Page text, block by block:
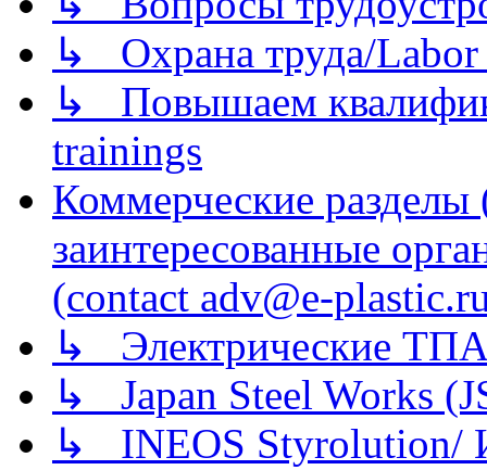
↳ Охрана труда/Labor
↳ Повышаем
trainings
Коммерческие
заинтересованные
(contact adv@e-
↳ Электрические
↳ Japan Steel Works
↳ INEOS